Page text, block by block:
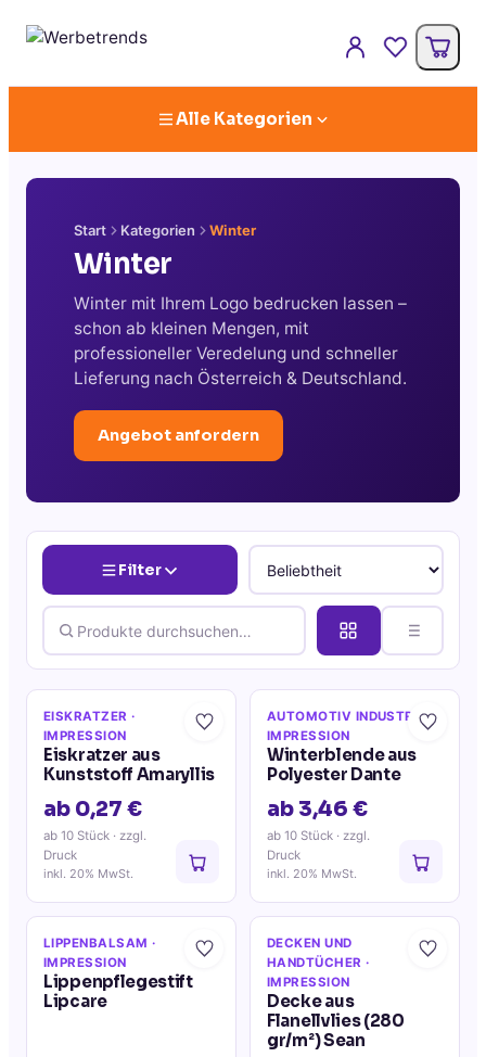
Alle Kategorien
Start Kategorien Winter
Winter
Winter mit Ihrem Logo bedrucken lassen –
schon ab kleinen Mengen, mit
professioneller Veredelung und schneller
Lieferung nach Österreich & Deutschland.
Angebot anfordern
Filter
EISKRATZER ·
IMPRESSION
Eiskratzer aus
Kunststoff Amaryllis
ab 0,27 €
ab 10 Stück · zzgl.
Druck
inkl. 20% MwSt.
AUTOMOTIV INDUSTRIE·
IMPRESSION
Winterblende aus
Polyester Dante
ab 3,46 €
ab 10 Stück · zzgl.
Druck
inkl. 20% MwSt.
LIPPENBALSAM ·
IMPRESSION
Lippenpflegestift
Lipcare
DECKEN UND
HANDTÜCHER ·
IMPRESSION
Decke aus
Flanellvlies (280
gr/m²) Sean